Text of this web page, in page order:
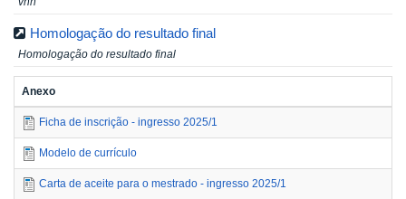
Homologação do resultado final
Homologação do resultado final
Anexo
Ficha de inscrição - ingresso 2025/1
Modelo de currículo
Carta de aceite para o mestrado - ingresso 2025/1